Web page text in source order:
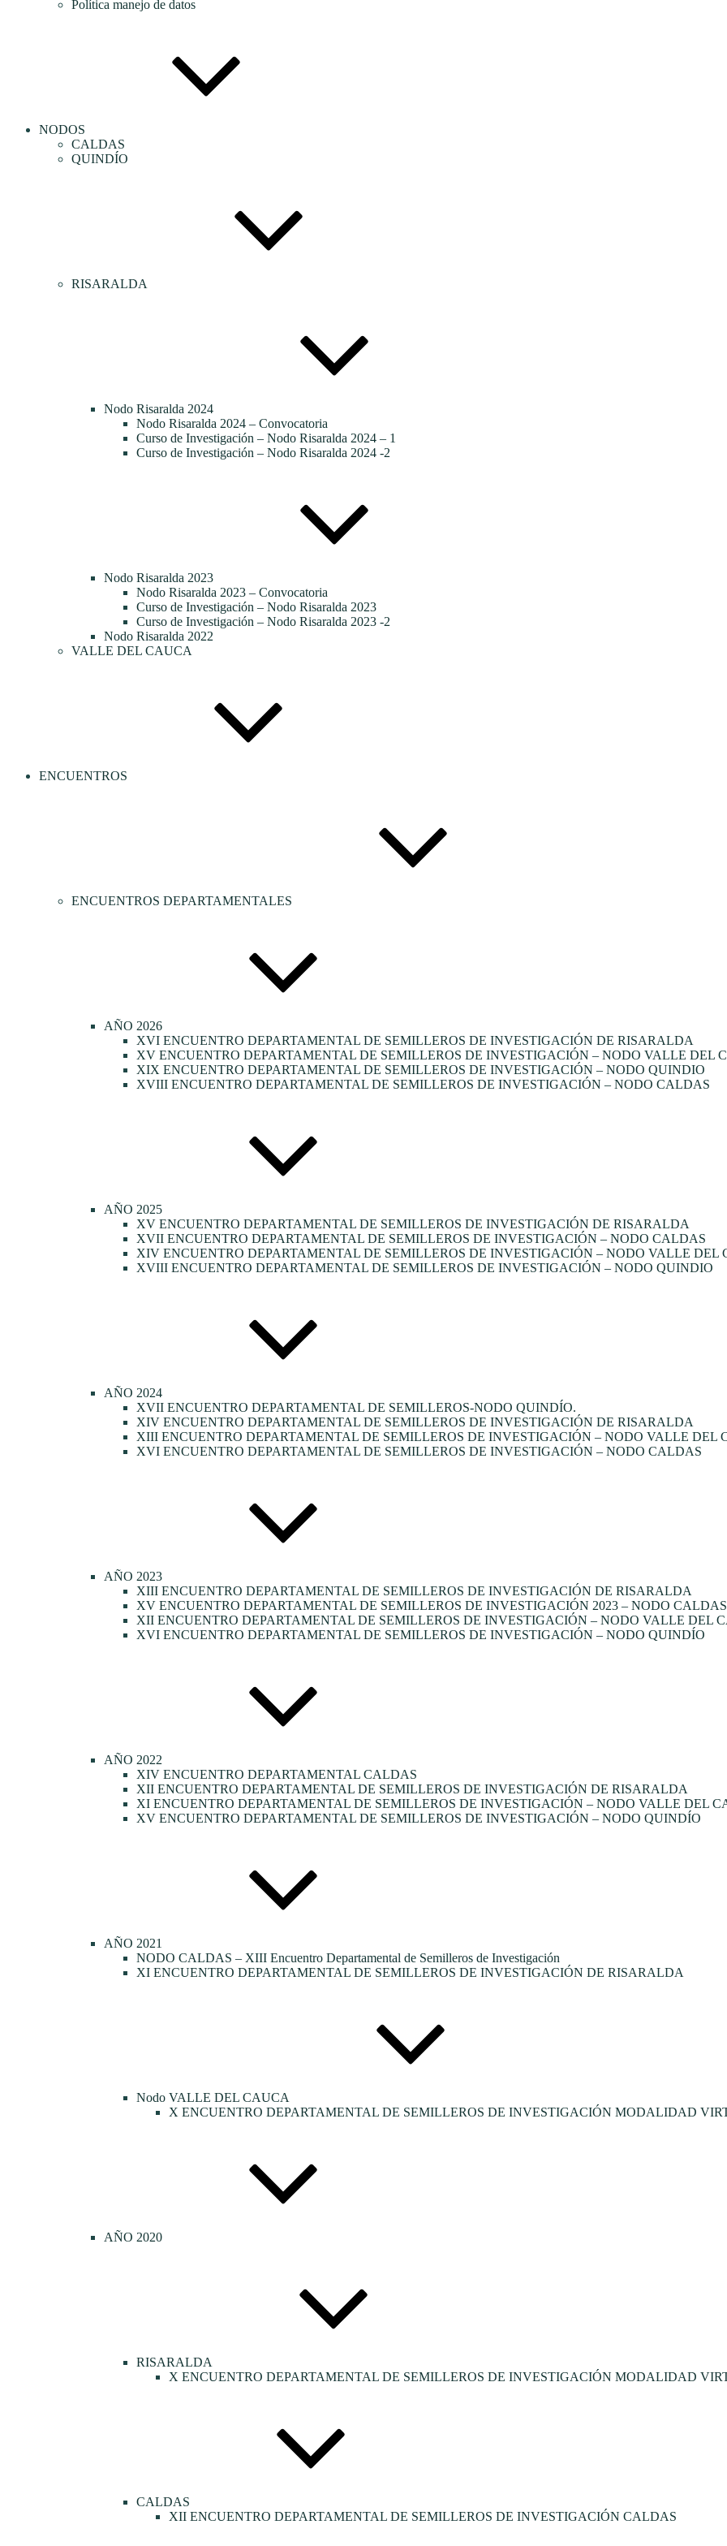
Política manejo de datos
NODOS
CALDAS
QUINDÍO
RISARALDA
Nodo Risaralda 2024
Nodo Risaralda 2024 – Convocatoria
Curso de Investigación – Nodo Risaralda 2024 – 1
Curso de Investigación – Nodo Risaralda 2024 -2
Nodo Risaralda 2023
Nodo Risaralda 2023 – Convocatoria
Curso de Investigación – Nodo Risaralda 2023
Curso de Investigación – Nodo Risaralda 2023 -2
Nodo Risaralda 2022
VALLE DEL CAUCA
ENCUENTROS
ENCUENTROS DEPARTAMENTALES
AÑO 2026
XVI ENCUENTRO DEPARTAMENTAL DE SEMILLEROS DE INVESTIGACIÓN DE RISARALDA
XV ENCUENTRO DEPARTAMENTAL DE SEMILLEROS DE INVESTIGACIÓN – NODO VALLE DEL
XIX ENCUENTRO DEPARTAMENTAL DE SEMILLEROS DE INVESTIGACIÓN – NODO QUINDIO
XVIII ENCUENTRO DEPARTAMENTAL DE SEMILLEROS DE INVESTIGACIÓN – NODO CALDAS
AÑO 2025
XV ENCUENTRO DEPARTAMENTAL DE SEMILLEROS DE INVESTIGACIÓN DE RISARALDA
XVII ENCUENTRO DEPARTAMENTAL DE SEMILLEROS DE INVESTIGACIÓN – NODO CALDAS
XIV ENCUENTRO DEPARTAMENTAL DE SEMILLEROS DE INVESTIGACIÓN – NODO VALLE DEL
XVIII ENCUENTRO DEPARTAMENTAL DE SEMILLEROS DE INVESTIGACIÓN – NODO QUINDIO
AÑO 2024
XVII ENCUENTRO DEPARTAMENTAL DE SEMILLEROS-NODO QUINDÍO.
XIV ENCUENTRO DEPARTAMENTAL DE SEMILLEROS DE INVESTIGACIÓN DE RISARALDA
XIII ENCUENTRO DEPARTAMENTAL DE SEMILLEROS DE INVESTIGACIÓN – NODO VALLE DEL
XVI ENCUENTRO DEPARTAMENTAL DE SEMILLEROS DE INVESTIGACIÓN – NODO CALDAS
AÑO 2023
XIII ENCUENTRO DEPARTAMENTAL DE SEMILLEROS DE INVESTIGACIÓN DE RISARALDA
XV ENCUENTRO DEPARTAMENTAL DE SEMILLEROS DE INVESTIGACIÓN 2023 – NODO CALDAS
XII ENCUENTRO DEPARTAMENTAL DE SEMILLEROS DE INVESTIGACIÓN – NODO VALLE DEL
XVI ENCUENTRO DEPARTAMENTAL DE SEMILLEROS DE INVESTIGACIÓN – NODO QUINDÍO
AÑO 2022
XIV ENCUENTRO DEPARTAMENTAL CALDAS
XII ENCUENTRO DEPARTAMENTAL DE SEMILLEROS DE INVESTIGACIÓN DE RISARALDA
XI ENCUENTRO DEPARTAMENTAL DE SEMILLEROS DE INVESTIGACIÓN – NODO VALLE DEL
XV ENCUENTRO DEPARTAMENTAL DE SEMILLEROS DE INVESTIGACIÓN – NODO QUINDÍO
AÑO 2021
NODO CALDAS – XIII Encuentro Departamental de Semilleros de Investigación
XI ENCUENTRO DEPARTAMENTAL DE SEMILLEROS DE INVESTIGACIÓN DE RISARALDA
Nodo VALLE DEL CAUCA
X ENCUENTRO DEPARTAMENTAL DE SEMILLEROS DE INVESTIGACIÓN MODALIDAD
AÑO 2020
RISARALDA
X ENCUENTRO DEPARTAMENTAL DE SEMILLEROS DE INVESTIGACIÓN MODALIDAD
CALDAS
XII ENCUENTRO DEPARTAMENTAL DE SEMILLEROS DE INVESTIGACIÓN CALDAS